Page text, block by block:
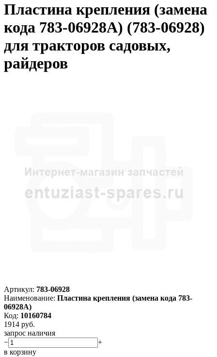
Пластина крепления (замена
кода 783-06928A) (783-06928)
для тракторов садовых,
райдеров
Артикул: 783-06928
Наименование: Пластина крепления (замена кода 783-
06928A)
Код: 10160784
1914 руб.
запрос наличия
−
+
в корзину